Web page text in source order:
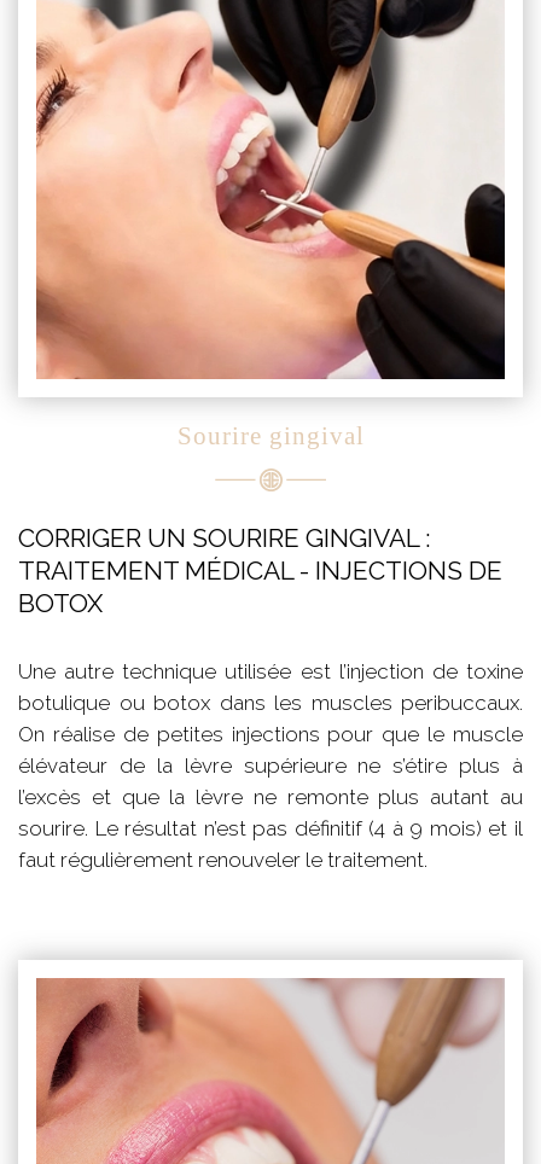
Sourire gingival
CORRIGER UN SOURIRE GINGIVAL :
TRAITEMENT MÉDICAL - INJECTIONS DE
BOTOX
Une autre technique utilisée est l’injection de toxine
botulique ou botox dans les muscles peribuccaux.
On réalise de petites injections pour que le muscle
élévateur de la lèvre supérieure ne s’étire plus à
l’excès et que la lèvre ne remonte plus autant au
sourire. Le résultat n’est pas définitif (4 à 9 mois) et il
faut régulièrement renouveler le traitement.